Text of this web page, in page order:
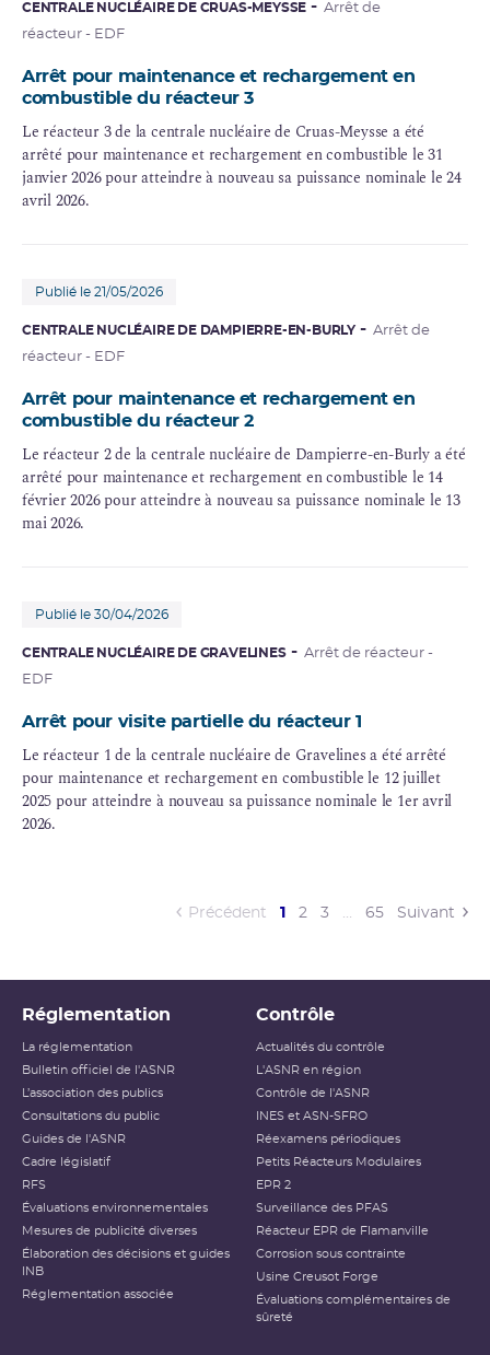
CENTRALE NUCLÉAIRE DE CRUAS-MEYSSE
Arrêt de
réacteur - EDF
Arrêt pour maintenance et rechargement en
combustible du réacteur 3
Le réacteur 3 de la centrale nucléaire de Cruas-Meysse a été
arrêté pour maintenance et rechargement en combustible le 31
janvier 2026 pour atteindre à nouveau sa puissance nominale le 24
avril 2026.
Publié le 21/05/2026
CENTRALE NUCLÉAIRE DE DAMPIERRE-EN-BURLY
Arrêt de
réacteur - EDF
Arrêt pour maintenance et rechargement en
combustible du réacteur 2
Le réacteur 2 de la centrale nucléaire de Dampierre-en-Burly a été
arrêté pour maintenance et rechargement en combustible le 14
février 2026 pour atteindre à nouveau sa puissance nominale le 13
mai 2026.
Publié le 30/04/2026
CENTRALE NUCLÉAIRE DE GRAVELINES
Arrêt de réacteur -
EDF
Arrêt pour visite partielle du réacteur 1
Le réacteur 1 de la centrale nucléaire de Gravelines a été arrêté
pour maintenance et rechargement en combustible le 12 juillet
2025 pour atteindre à nouveau sa puissance nominale le 1er avril
2026.
Précédent 1 (current)
2 3 … 65 Suivant
Réglementation
La réglementation
Bulletin officiel de l'ASNR
L’association des publics
Consultations du public
Guides de l'ASNR
Cadre législatif
RFS
Évaluations environnementales
Mesures de publicité diverses
Élaboration des décisions et guides
INB
Réglementation associée
Contrôle
Actualités du contrôle
L'ASNR en région
Contrôle de l'ASNR
INES et ASN-SFRO
Réexamens périodiques
Petits Réacteurs Modulaires
EPR 2
Surveillance des PFAS
Réacteur EPR de Flamanville
Corrosion sous contrainte
Usine Creusot Forge
Évaluations complémentaires de
sûreté